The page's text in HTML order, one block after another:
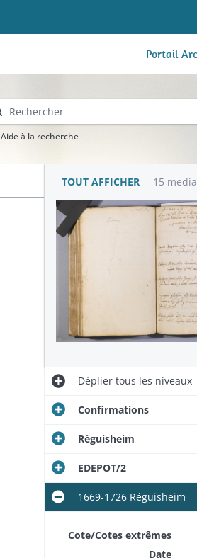
Portail
Aide à la recherche
TOUT AFFICHER 15
Dépliertous les niveaux
Confirmations
Réguisheim
EDEPOT/2
1669-1726 Réguisheim
Cote/Cotes extrêmes
Date